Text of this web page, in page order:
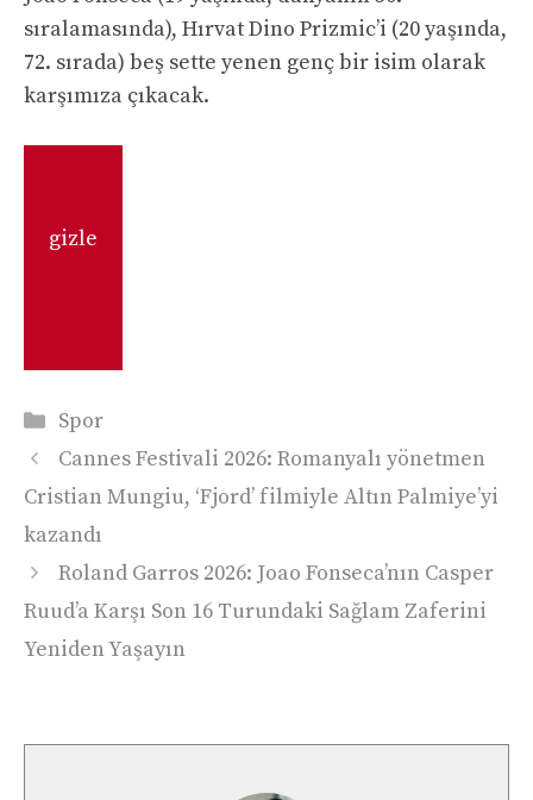
sıralamasında), Hırvat Dino Prizmic’i (20 yaşında,
72. sırada) beş sette yenen genç bir isim olarak
karşımıza çıkacak.
gizle
Kategoriler
Spor
Cannes Festivali 2026: Romanyalı yönetmen
Cristian Mungiu, ‘Fjord’ filmiyle Altın Palmiye’yi
kazandı
Roland Garros 2026: Joao Fonseca’nın Casper
Ruud’a Karşı Son 16 Turundaki Sağlam Zaferini
Yeniden Yaşayın